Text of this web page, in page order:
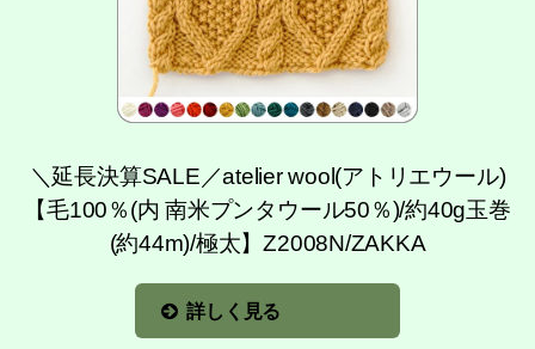
＼延長決算SALE／atelier wool(アトリエウール)
【毛100％(内 南米プンタウール50％)/約40g玉巻
(約44m)/極太】Z2008N/ZAKKA
詳しく見る